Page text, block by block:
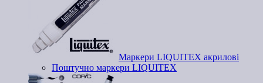
Маркери LIQUITEX акрилові
Поштучно маркери LIQUITEX